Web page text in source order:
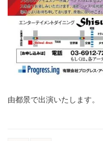
由都景で出演いたします。